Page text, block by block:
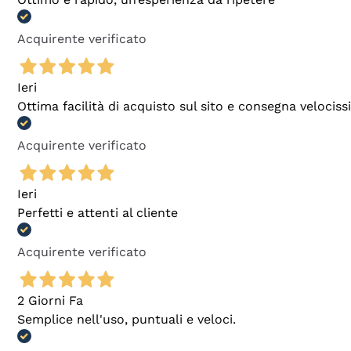
Acquirente verificato
Ieri
Ottima facilità di acquisto sul sito e consegna
Acquirente verificato
Ieri
Perfetti e attenti al cliente
Acquirente verificato
2 Giorni Fa
Semplice nell'uso, puntuali e veloci.